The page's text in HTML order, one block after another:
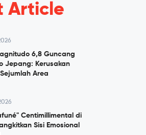
Article
6,8 Guncang
Jepang: Kerusakan
Area
Centimillimental di
Sisi Emosional